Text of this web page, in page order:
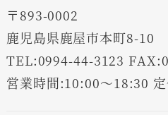
〒893-0002
鹿児島県鹿屋市本町8-10
TEL:0994-44-3123
営業時間:10:00～18:30